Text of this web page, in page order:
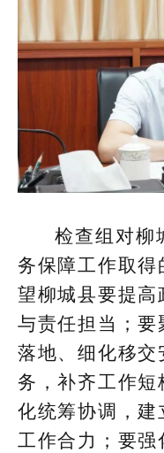
检查组对柳
务保障工作取得
望柳城县要提高
与责任担当；要
落地、细化移交
务，补齐工作短
化统筹协调，建
工作合力；要